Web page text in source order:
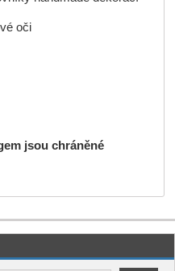
oči
jsou chráněné